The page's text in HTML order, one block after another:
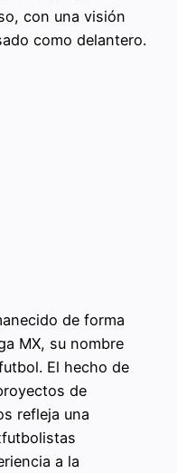
con una visión
como delantero.
de forma
MX, su nombre
El hecho de
de
refleja una
a la